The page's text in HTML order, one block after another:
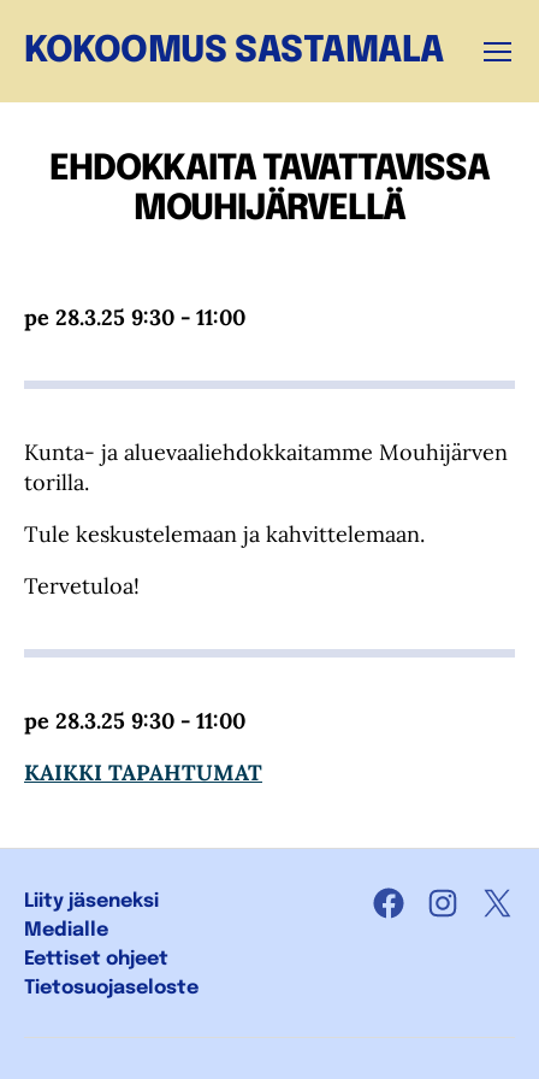
KOKOOMUS SASTAMALA
EHDOKKAITA TAVATTAVISSA
MOUHIJÄRVELLÄ
pe 28.3.25 9:30 - 11:00
Kunta- ja aluevaaliehdokkaitamme Mouhijärven
torilla.
Tule keskustelemaan ja kahvittelemaan.
Tervetuloa!
pe 28.3.25 9:30 - 11:00
KAIKKI TAPAHTUMAT
Liity jäseneksi
Medialle
Eettiset ohjeet
Tietosuojaseloste
Facebook X